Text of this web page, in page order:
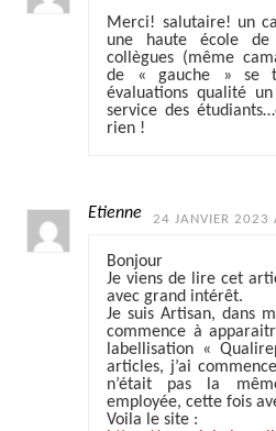
Merci! salutaire! un
une haute école
collègues (même
de « gauche » se
évaluations qualité
service des
rien !
Etienne 24 JANVIER
Bonjour
Je viens de lire cet
avec grand intérêt.
Je suis Artisan, dans
commence à
labellisation «
articles, j’ai
n’était pas la
employée, cette fois
Voila le site :